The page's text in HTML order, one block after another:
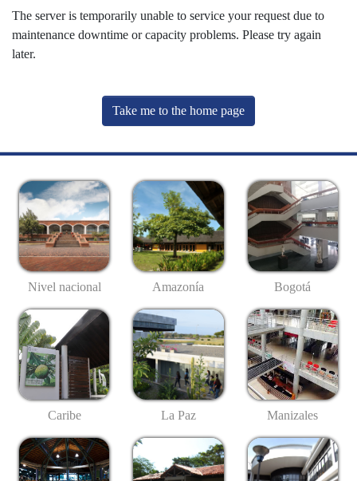
The server is temporarily unable to service your request due to
maintenance downtime or capacity problems. Please try again
later.
Take me to the home page
Nivel nacional Amazonía Bogotá
Caribe La Paz Manizales